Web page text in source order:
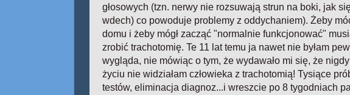
głosowych (tzn. nerwy nie rozsuwają strun na boki, jak
wdech) co powoduje problemy z oddychaniem). Żeby
domu i żeby mógł zacząć "normalnie funkcjonować"
zrobić trachotomię. Te 11 lat temu ja nawet nie byłam
wygląda, nie mówiąc o tym, że wydawało mi się, że
życiu nie widziałam człowieka z trachotomią! Tysiące
testów, eliminacja diagnoz...i wreszcie po 8 tygodniach